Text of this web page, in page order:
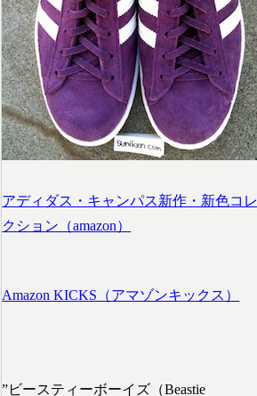
アディダス・キャンパス新作・新色コレ
クション（amazon）
Amazon KICKS（アマゾンキックス）
”ビースティーボーイズ（Beastie